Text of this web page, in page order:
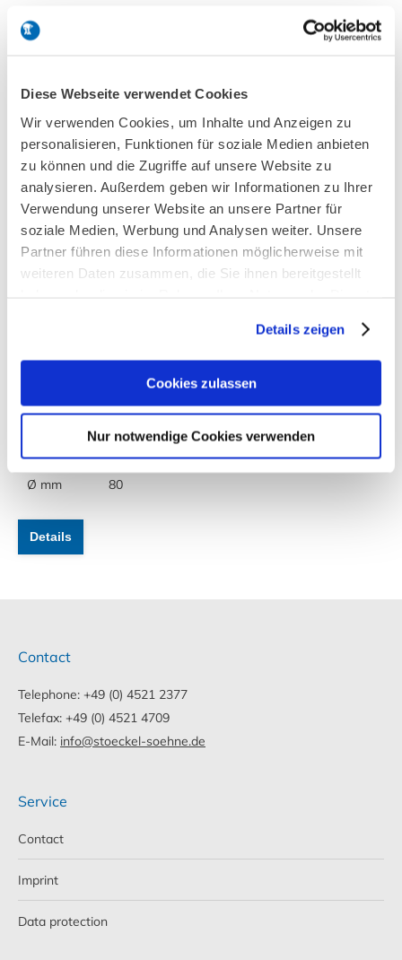
Diese Webseite verwendet Cookies
Wir verwenden Cookies, um Inhalte und Anzeigen zu
personalisieren, Funktionen für soziale Medien anbieten
zu können und die Zugriffe auf unsere Website zu
analysieren. Außerdem geben wir Informationen zu Ihrer
Verwendung unserer Website an unsere Partner für
soziale Medien, Werbung und Analysen weiter. Unsere
Partner führen diese Informationen möglicherweise mit
weiteren Daten zusammen, die Sie ihnen bereitgestellt
Details zeigen
Cookies zulassen
Nur notwendige Cookies verwenden
Special Ice Cream Scoop for „square-styled Ice
□ x H mm
32x32x32
37x37x37
Details
Tartufo-Icecream-Scoop 1/8 l, stainless steel 18/10,
plastic, demountable for simple Cleaning
Liter
Ø mm
1/8
80
Details
Contact
Telephone: +49 (0) 4521 2377
Telefax: +49 (0) 4521 4709
E-Mail: info@stoeckel-soehne.de
Service
Contact
Imprint
Data protection